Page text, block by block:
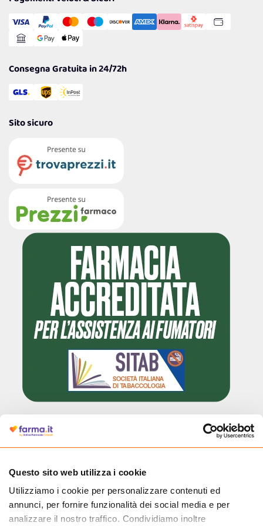
Questo sito web utilizza i cookie
Utilizziamo i cookie per personalizzare contenuti ed
annunci, per fornire funzionalità dei social media e per
analizzare il nostro traffico. Condividiamo inoltre
Gestisci Cookie
Reso Facile e Veloce
Consegna Gratuita in 24/72h
Sito sicuro
autorizzata dal Ministero della Salute a effettuare la vendita online di